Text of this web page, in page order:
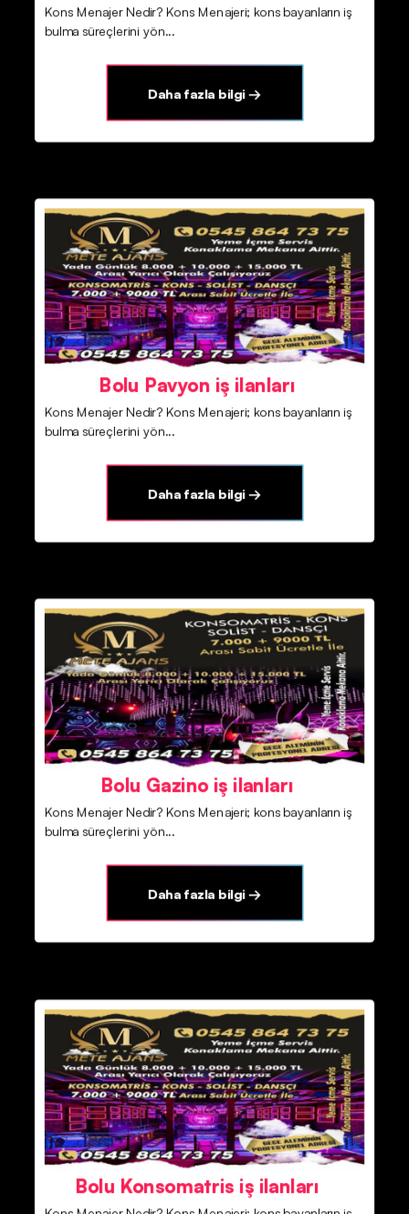
Kons Menajer Nedir? Kons Menajeri; kons bayanların iş
bulma süreçlerini yön...
Daha fazla bilgi →
Bolu Pavyon iş ilanları
Kons Menajer Nedir? Kons Menajeri; kons bayanların iş
bulma süreçlerini yön...
Daha fazla bilgi →
Bolu Gazino iş ilanları
Kons Menajer Nedir? Kons Menajeri; kons bayanların iş
bulma süreçlerini yön...
Daha fazla bilgi →
Bolu Konsomatris iş ilanları